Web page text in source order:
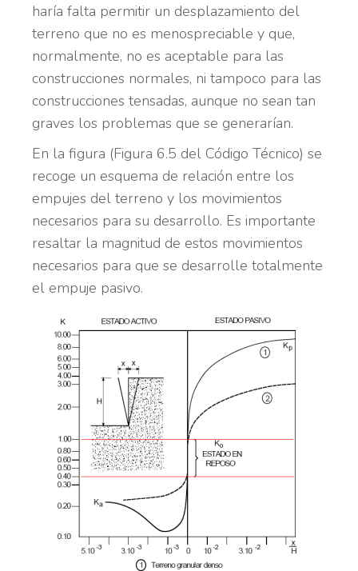
haría falta permitir un desplazamiento del
terreno que no es menospreciable y que,
normalmente, no es aceptable para las
construcciones normales, ni tampoco para las
construcciones tensadas, aunque no sean tan
graves los problemas que se generarían.
En la figura (Figura 6.5 del Código Técnico) se
recoge un esquema de relación entre los
empujes del terreno y los movimientos
necesarios para su desarrollo. Es importante
resaltar la magnitud de estos movimientos
necesarios para que se desarrolle totalmente
el empuje pasivo.